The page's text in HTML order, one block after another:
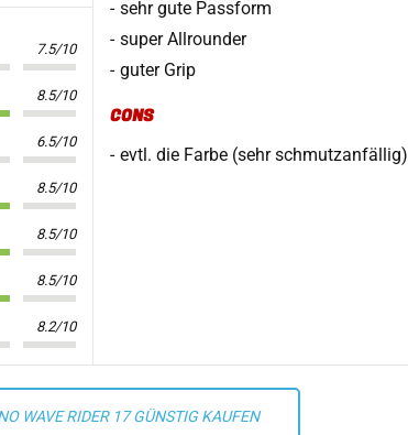
7.5/10
8.5/10
6.5/10
8.5/10
8.5/10
8.5/10
8.2/10
sehr gute Passform
super Allrounder
guter Grip
CONS
evtl. die Farbe (sehr schmutzanfällig)
WAVE RIDER 17 GÜNSTIG KAUFEN